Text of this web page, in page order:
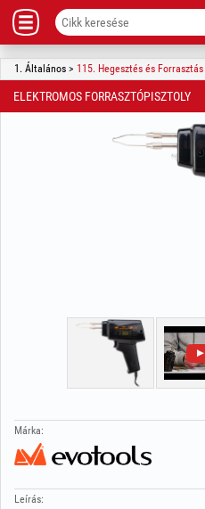
1. Általános > 115. Hegesztés és Forrasztás
ELEKTROMOS FORRASZTÓPISZTOLY
Márka:
Leírás: